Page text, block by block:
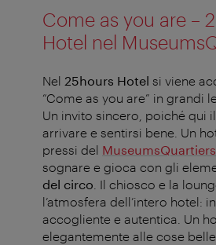
Come as you are –
Hotel nel
Nel 25hours Hotel si viene
“Come as you are” in grandi
Un invito sincero, poiché qui
arrivare e sentirsi bene. Un
pressi del MuseumsQuartiers
sognare e gioca con gli
del circo . Il chiosco e la
l’atmosfera dell’intero hotel:
accogliente e autentica. Un
elegantemente alle cose